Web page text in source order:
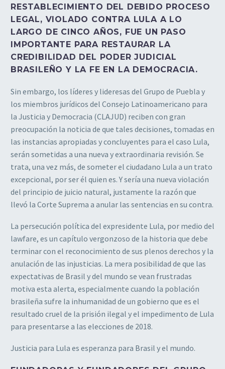
RESTABLECIMIENTO DEL DEBIDO PROCESO
LEGAL, VIOLADO CONTRA LULA A LO
LARGO DE CINCO AÑOS, FUE UN PASO
IMPORTANTE PARA RESTAURAR LA
CREDIBILIDAD DEL PODER JUDICIAL
BRASILEÑO Y LA FE EN LA DEMOCRACIA.
Sin embargo, los líderes y lideresas del Grupo de Puebla y
los miembros jurídicos del Consejo Latinoamericano para
la Justicia y Democracia (CLAJUD) reciben con gran
preocupación la noticia de que tales decisiones, tomadas en
las instancias apropiadas y concluyentes para el caso Lula,
serán sometidas a una nueva y extraordinaria revisión. Se
trata, una vez más, de someter el ciudadano Lula a un trato
excepcional, por ser él quien es. Y sería una nueva violación
del principio de juicio natural, justamente la razón que
llevó la Corte Suprema a anular las sentencias en su contra.
La persecución política del expresidente Lula, por medio del
lawfare, es un capítulo vergonzoso de la historia que debe
terminar con el reconocimiento de sus plenos derechos y la
anulación de las injusticias. La mera posibilidad de que las
expectativas de Brasil y del mundo se vean frustradas
motiva esta alerta, especialmente cuando la población
brasileña sufre la inhumanidad de un gobierno que es el
resultado cruel de la prisión ilegal y el impedimento de Lula
para presentarse a las elecciones de 2018.
Justicia para Lula es esperanza para Brasil y el mundo.